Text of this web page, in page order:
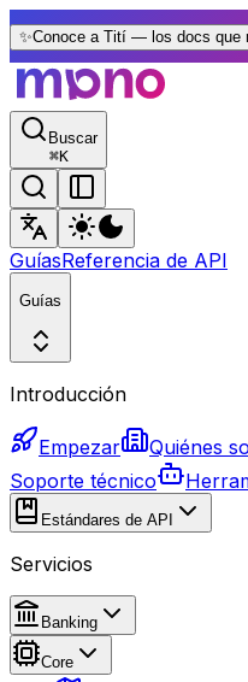
✨Conoce a Tití — los docs que
Buscar
⌘K
GuíasReferencia de API
Guías
Introducción
Empezar Quiénes
Soporte técnico
Estándares de API
Servicios
Banking
Core